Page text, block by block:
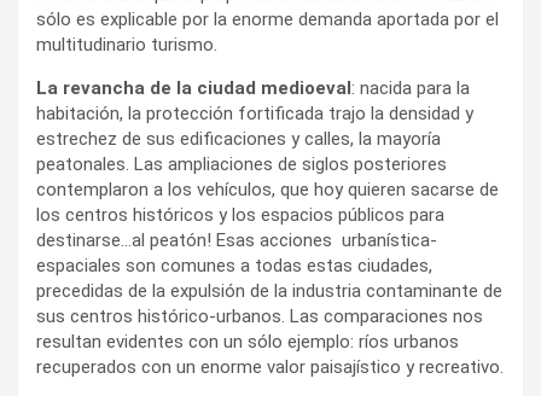
sólo es explicable por la enorme demanda aportada por el
multitudinario turismo.
La revancha de la ciudad medioeval: nacida para la
habitación, la protección fortificada trajo la densidad y
estrechez de sus edificaciones y calles, la mayoría
peatonales. Las ampliaciones de siglos posteriores
contemplaron a los vehículos, que hoy quieren sacarse de
los centros históricos y los espacios públicos para
destinarse…al peatón! Esas acciones urbanística-
espaciales son comunes a todas estas ciudades,
precedidas de la expulsión de la industria contaminante de
sus centros histórico-urbanos. Las comparaciones nos
resultan evidentes con un sólo ejemplo: ríos urbanos
recuperados con un enorme valor paisajístico y recreativo.